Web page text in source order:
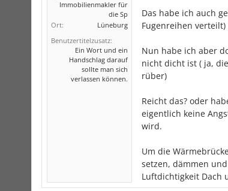
Immobilienmakler für
die Sp
Ort:
Lüneburg
Benutzertitelzusatz:
Ein Wort und ein
Handschlag darauf
sollte man sich
verlassen können.
Das habe ich auch
Fugenreihen
Nun habe ich aber
nicht dicht ist ( ja,
rüber)
Reicht das? oder
eigentlich keine
wird.
Um die
setzen, dämmen
Luftdichtigkeit Dach